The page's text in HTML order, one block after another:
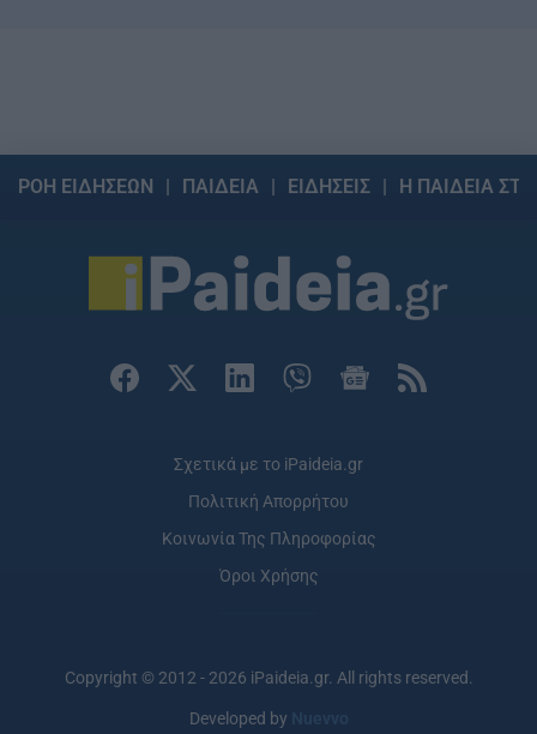
ΡΟΗ ΕΙΔΗΣΕΩΝ ΠΑΙΔΕΙΑ ΕΙΔΗΣΕΙΣ Η ΠΑΙΔΕΙΑ
Σχετικά με το iPaideia.gr
Πολιτική Απορρήτου
Κοινωνία Της Πληροφορίας
Όροι Χρήσης
Copyright © 2012 - 2026 iPaideia.gr. All rights reserved.
Developed by